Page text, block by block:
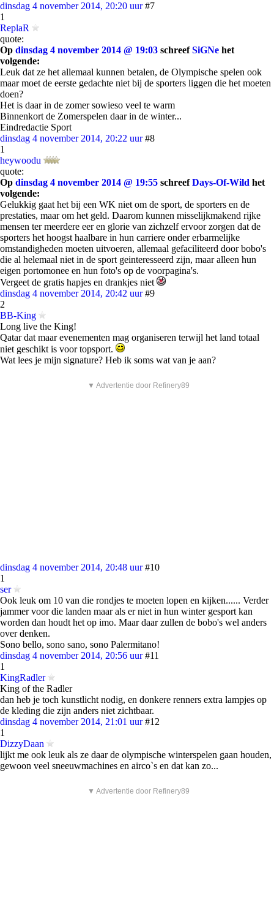
dinsdag 4 november 2014, 20:20 uur #7
1
ReplaR
quote:
Op dinsdag 4 november 2014 @ 19:03 schreefSiGNe het
volgende:
Leuk dat ze het allemaal kunnen betalen, de Olympische spelen ook
maar moet de eerste gedachte niet bij de sporters liggen die het moeten
doen?
Het is daar in de zomer sowieso veel te warm
Binnenkort de Zomerspelen daar in de winter...
Eindredactie Sport
dinsdag 4 november 2014, 20:22 uur #8
1
heywoodu
quote:
Op dinsdag 4 november 2014 @ 19:55 schreefDays-Of-Wild het
volgende:
Gelukkig gaat het bij een WK niet om de sport, de sporters en de
prestaties, maar om het geld. Daarom kunnen misselijkmakend rijke
mensen ter meerdere eer en glorie van zichzelf ervoor zorgen dat de
sporters het hoogst haalbare in hun carriere onder erbarmelijke
omstandigheden moeten uitvoeren, allemaal gefaciliteerd door bobo's
die al helemaal niet in de sport geinteresseerd zijn, maar alleen hun
eigen portomonee en hun foto's op de voorpagina's.
Vergeet de gratis hapjes en drankjes niet
dinsdag 4 november 2014, 20:42 uur #9
2
BB-King
Long live the King!
Qatar dat maar evenementen mag organiseren terwijl het land totaal
niet geschikt is voor topsport.
Wat lees je mijn signature? Heb ik soms wat van je aan?
▼ Advertentie door Refinery89
dinsdag 4 november 2014, 20:48 uur #10
1
ser
Ook leuk om 10 van die rondjes te moeten lopen en kijken...... Verder
jammer voor die landen maar als er niet in hun winter gesport kan
worden dan houdt het op imo. Maar daar zullen de bobo's wel anders
over denken.
Sono bello, sono sano, sono Palermitano!
dinsdag 4 november 2014, 20:56 uur #11
1
KingRadler
King of the Radler
dan heb je toch kunstlicht nodig, en donkere renners extra lampjes op
de kleding die zijn anders niet zichtbaar.
dinsdag 4 november 2014, 21:01 uur #12
1
DizzyDaan
lijkt me ook leuk als ze daar de olympische winterspelen gaan houden,
gewoon veel sneeuwmachines en airco`s en dat kan zo...
▼ Advertentie door Refinery89